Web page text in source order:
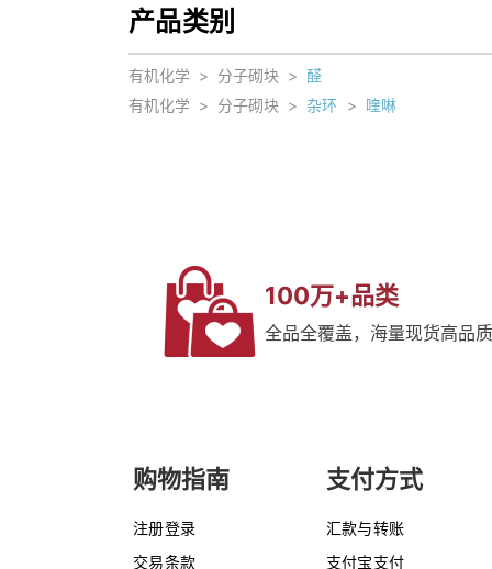
产品类别
有机化学 > 分子砌块 > 醛
有机化学 > 分子砌块 > 杂环 > 喹啉
100万+品类
全品全覆盖，海量现货高品
购物指南
注册登录
交易条款
支付方式
汇款与转账
支付宝支付